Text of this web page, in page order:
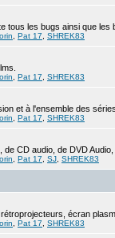
tous les bugs ainsi que
Pat 17 SHREK83
Pat 17 SHREK83
et à l'ensemble des séries.
Pat 17 SHREK83
de CD audio, de DVD
Pat 17 SJ SHREK83
écran
Pat 17 SHREK83